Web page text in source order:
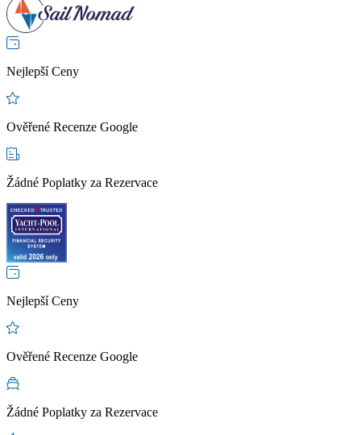
Nejlepší Ceny
Ověřené Recenze Google
Žádné Poplatky za Rezervace
Nejlepší Ceny
Ověřené Recenze Google
Žádné Poplatky za Rezervace